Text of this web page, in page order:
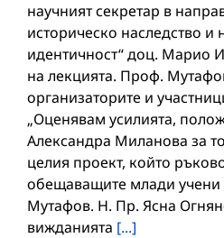
научният секретар в
историческо наследство и
идентичност“ доц. Марио
на лекцията. Проф.
организаторите и
„Оценявам усилията,
Александра Миланова за
целия проект, който
обещаващите млади учени
Мутафов. Н. Пр. Ясна
вижданията [...]